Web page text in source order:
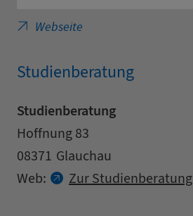
Webseite
Studienberatung
Studienberatung
Adresse
Straße
Hoffnung 83
Postleitzahl
08371
Stadt Glauchau
Kontaktdaten
Web: Zur Studienberatung